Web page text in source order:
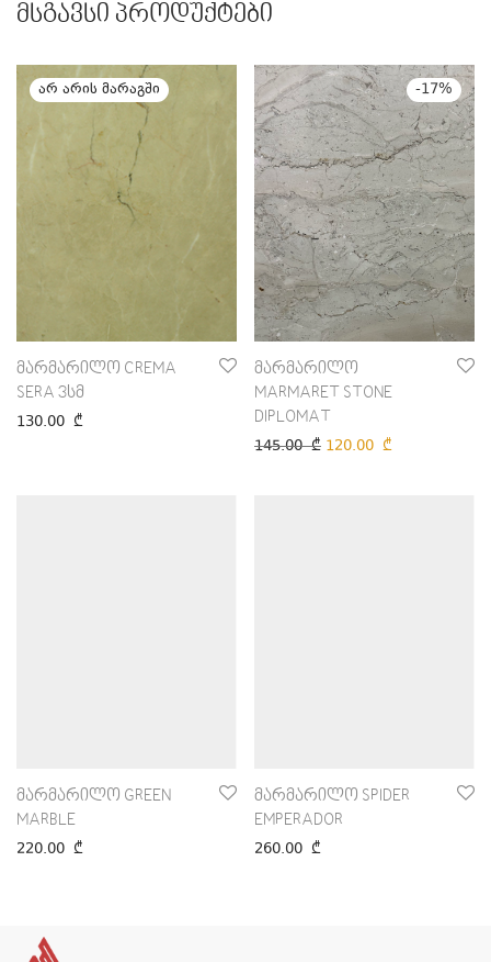
მსგავსი პროდუქტები
მარმარილო CREMA
SERA 3სმ
130.00 ₾
-17%
მარმარილო
MARMARET STONE
DIPLOMAT
145.00₾ 120.00 ₾
მარმარილო GREEN
MARBLE
220.00 ₾
მარმარილო SPIDER
EMPERADOR
260.00 ₾